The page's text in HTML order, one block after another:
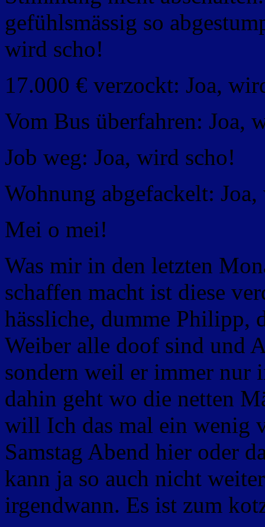
gefühlsmässig so
wird scho!
17.000 € verzockt: Joa,
Vom Bus überfahren: Joa,
Job weg: Joa, wird scho!
Wohnung abgefackelt:
Mei o mei!
Was mir in den letzten
schaffen macht ist diese
hässliche, dumme Philipp,
Weiber alle doof sind und
sondern weil er immer nur
dahin geht wo die netten
will Ich das mal ein wenig
Samstag Abend hier oder
kann ja so auch nicht
irgendwann. Es ist zum